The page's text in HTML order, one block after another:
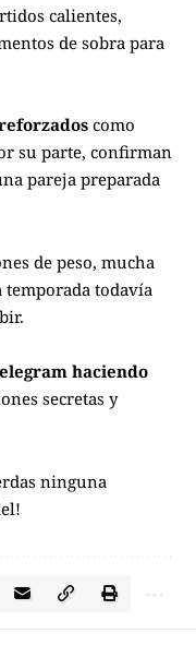
calientes,
de sobra para
como
su parte, confirman
pareja preparada
de peso, mucha
temporada todavía
haciendo
secretas y
ninguna